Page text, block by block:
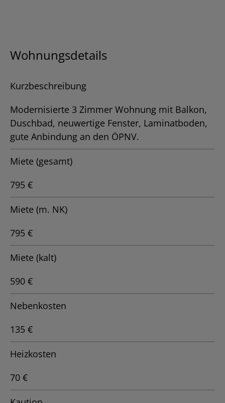
Wohnungsdetails
Kurzbeschreibung
Modernisierte 3 Zimmer Wohnung mit Balkon,
Duschbad, neuwertige Fenster, Laminatboden,
gute Anbindung an den ÖPNV.
Miete (gesamt)
795 €
Miete (m. NK)
795 €
Miete (kalt)
590 €
Nebenkosten
135 €
Heizkosten
70 €